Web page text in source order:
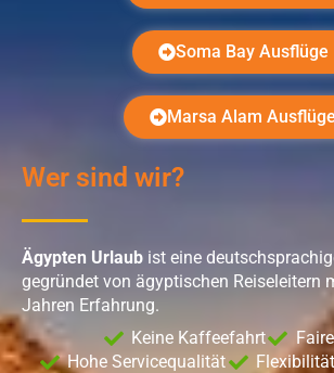
Soma Bay Ausflüge
Marsa Alam Ausflüge
Wer sind wir?
Ägypten Urlaub ist eine
gegründet von ägyptischen Reiseleitern
Jahren Erfahrung.
Keine Kaffeefahrt
Hohe Servicequalität
Flexibilität